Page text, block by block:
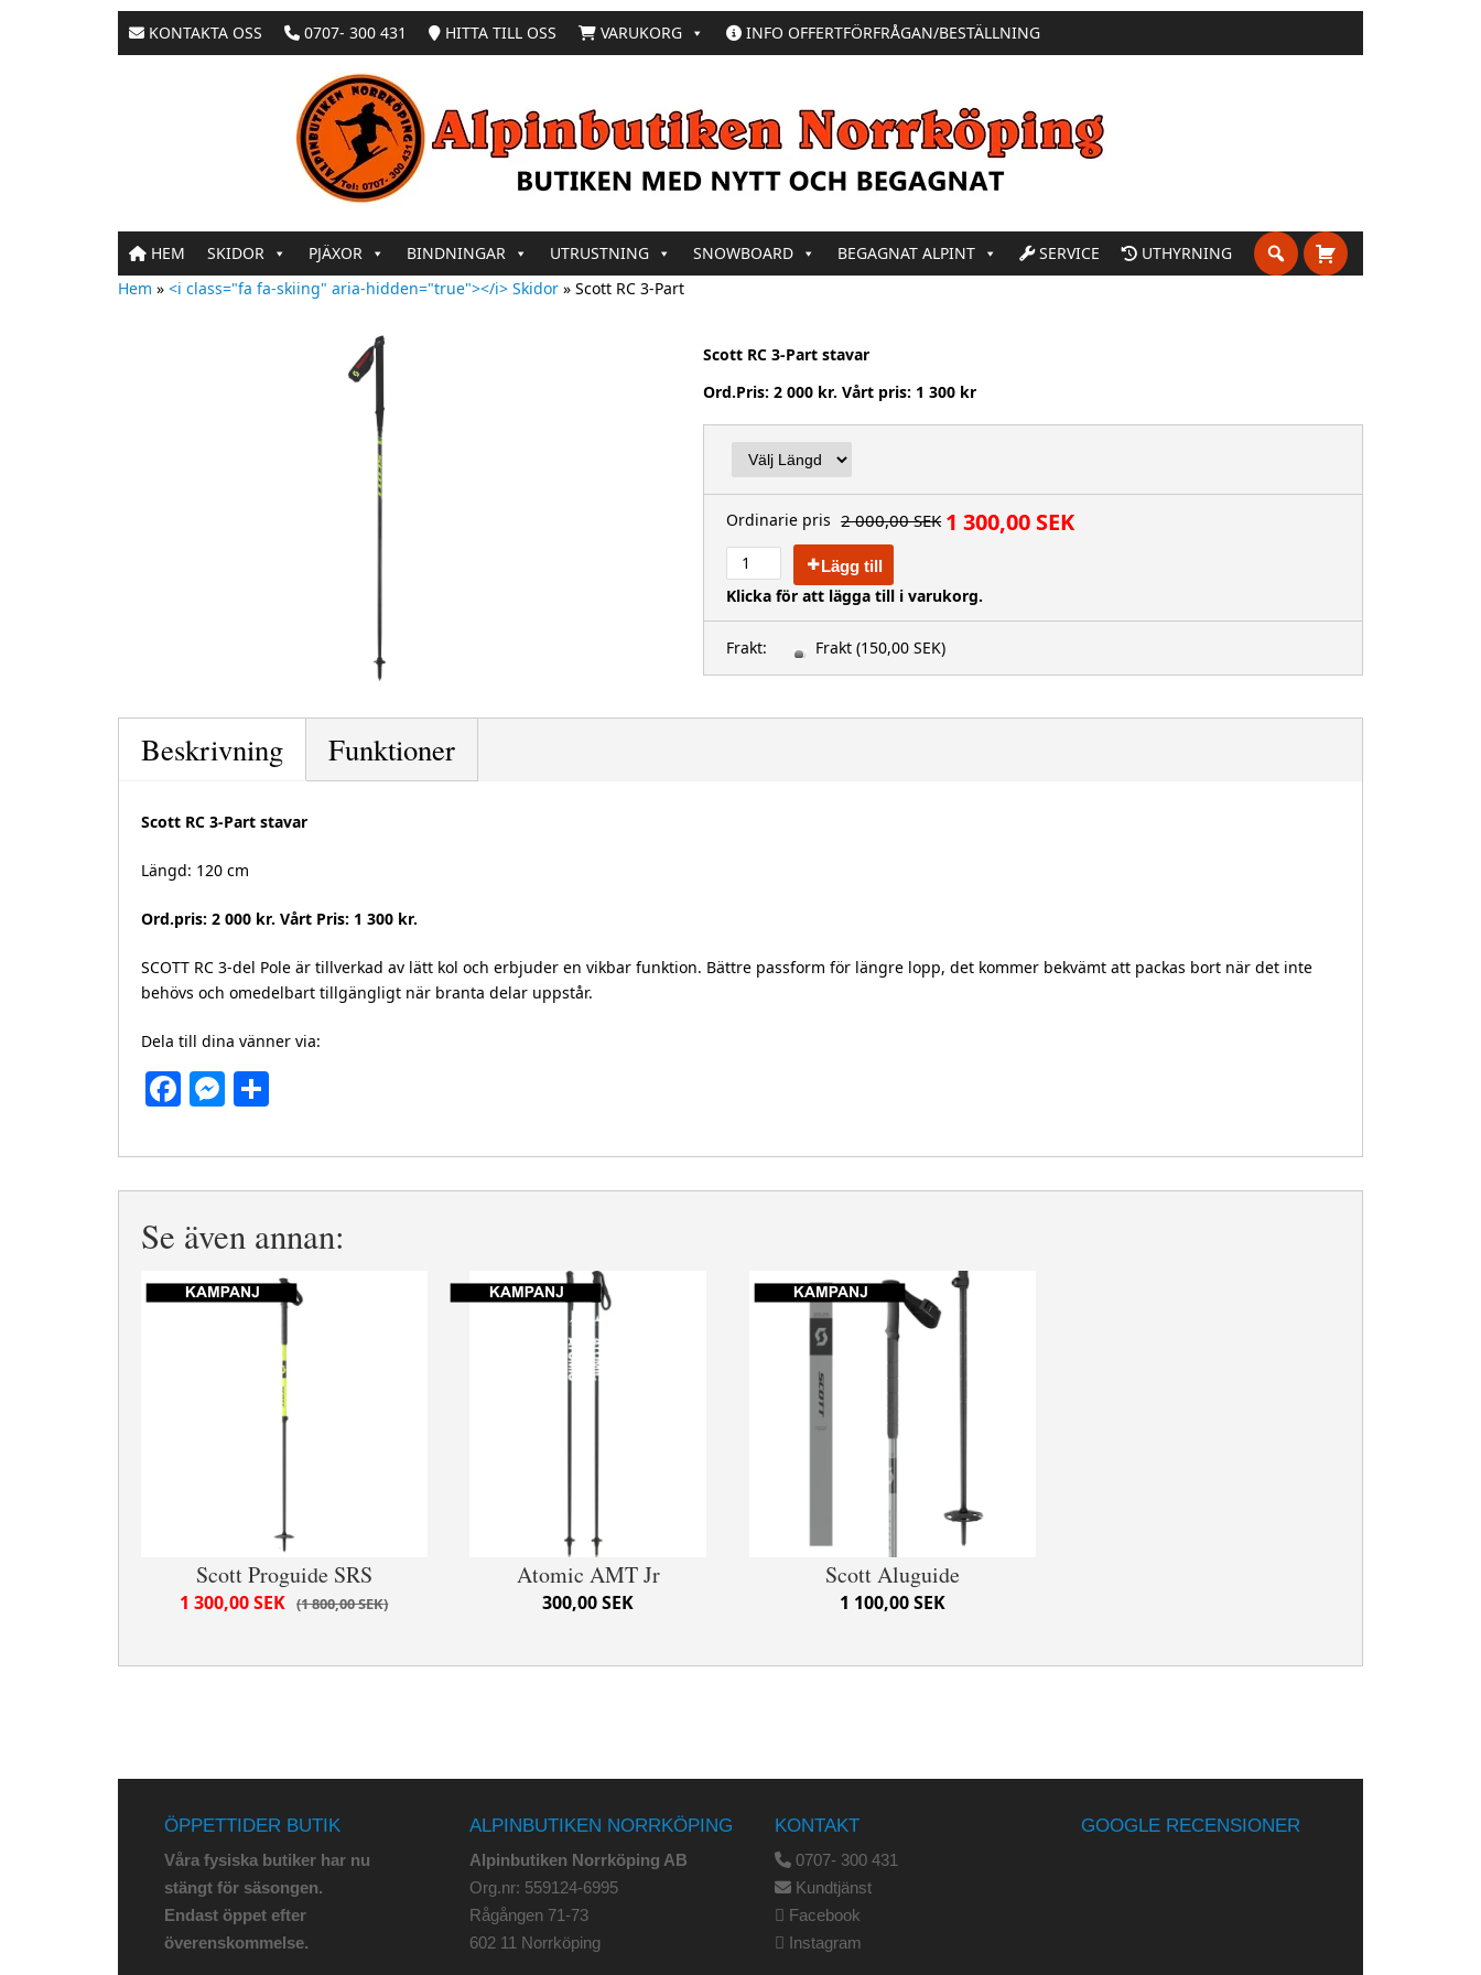
KONTAKTA OSS 0707- 300 431 HITTA TILL OSS VARUKORG INFO OFFERTFÖRFRÅGAN/BESTÄLLNING
HEM SKIDOR PJÄXOR BINDNINGAR UTRUSTNING SNOWBOARD BEGAGNAT ALPINT SERVICE
UTHYRNING
Hem » <i class="fa fa-skiing" aria-hidden="true"></i> Skidor » Scott RC 3-Part
Scott RC 3-Part stavar
Ord.Pris: 2 000 kr. Vårt pris: 1 300 kr
Ordinarie pris 2 000,00 SEK 1 300,00 SEK
Lägg till
Klicka för att lägga till i varukorg.
Frakt: Frakt (150,00 SEK)
Beskrivning Funktioner
Scott RC 3-Part stavar
Längd: 120 cm
Ord.pris: 2 000 kr. Vårt Pris: 1 300 kr.
SCOTT RC 3-del Pole är tillverkad av lätt kol och erbjuder en vikbar funktion. Bättre passform för längre lopp, det kommer bekvämt att packas bort när det inte
behövs och omedelbart tillgängligt när branta delar uppstår.
Dela till dina vänner via:
Facebook
Messenger
Se även annan:
Scott Proguide SRS
1 800,00 SEK
1 300,00 SEK
Atomic AMT Jr
300,00 SEK
Scott Aluguide
1 100,00 SEK
ÖPPETTIDER BUTIK
Våra fysiska butiker har nu
stängt för säsongen.
Endast öppet efter
överenskommelse.
ALPINBUTIKEN NORRKÖPING
Alpinbutiken Norrköping AB
Org.nr: 559124-6995
Rågången 71-73
602 11 Norrköping
KONTAKT
0707- 300 431
Kundtjänst
Facebook
Instagram
GOOGLE RECENSIONER